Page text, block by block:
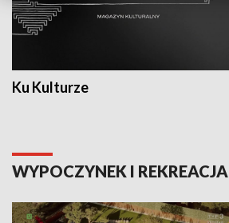
Ku Kulturze
WYPOCZYNEK I REKREACJA